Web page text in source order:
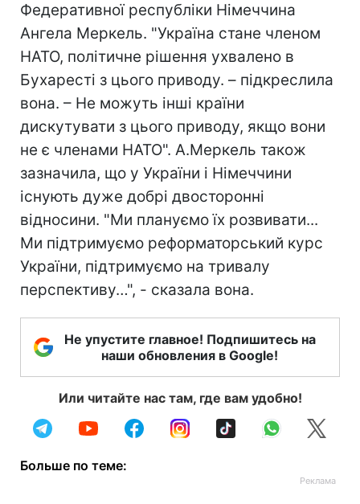
Федеративної республіки Німеччина
Ангела Меркель. "Україна стане членом
НАТО, політичне рішення ухвалено в
Бухаресті з цього приводу. – підкреслила
вона. – Не можуть інші країни
дискутувати з цього приводу, якщо вони
не є членами НАТО". А.Меркель також
зазначила, що у України і Німеччини
існують дуже добрі двосторонні
відносини. "Ми плануємо їх розвивати...
Ми підтримуємо реформаторський курс
України, підтримуємо на тривалу
перспективу…", - сказала вона.
Не упустите главное! Подпишитесь на
наши обновления в Google!
Или читайте нас там, где вам удобно!
Больше по теме: